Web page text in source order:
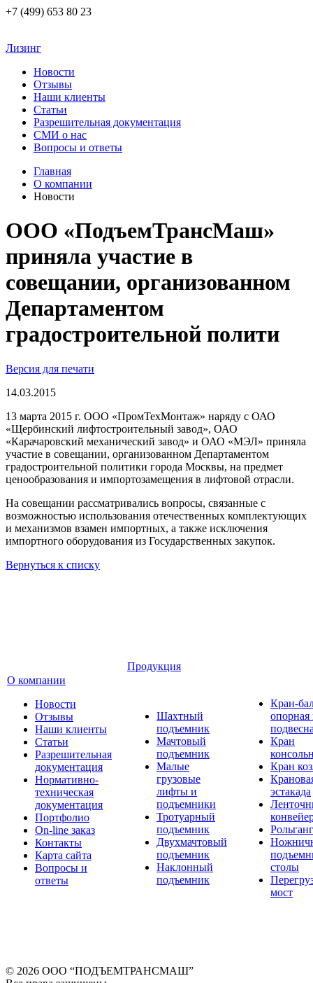
+7 (499) 653 80 23
Лизинг
Новости
Отзывы
Наши клиенты
Статьи
Разрешительная документация
СМИ о нас
Вопросы и ответы
Главная
О компании
Новости
ООО «ПодъемТрансМаш»
приняла участие в
совещании, организованном
Департаментом
градостроительной полити
Версия для печати
14.03.2015
13 марта 2015 г. ООО «ПромТехМонтаж» наряду с ОАО
«Щербинский лифтостроительный завод», ОАО
«Карачаровский механический завод» и ОАО «МЭЛ» приняла
участие в совещании, организованном Департаментом
градостроительной политики города Москвы, на предмет
ценообразования и импортозамещения в лифтовой отрасли.
На совещании рассматривались вопросы, связанные с
возможностью использования отечественных комплектующих
и механизмов взамен импортных, а также исключения
импортного оборудования из Государственных закупок.
Вернуться к списку
О компании
Новости
Отзывы
Наши клиенты
Статьи
Разрешительная
документация
Нормативно-
техническая
документация
Портфолио
On-line заказ
Контакты
Карта сайта
Вопросы и
ответы
Продукция
Шахтный
подъемник
Мачтовый
подъемник
Малые
грузовые
лифты и
подъемники
Тротуарный
подъемник
Двухмачтовый
подъемник
Наклонный
подъемник
Кран-
опорная
Кран
Кран
эстакада
столы
мост
© 2026 OOO “ПОДЪЕМТРАНСМАШ”